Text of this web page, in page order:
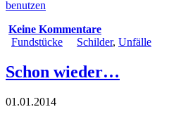
Keine Kommentare
Fundstücke
Schilder, Unfälle
Schon wieder…
01.01.2014